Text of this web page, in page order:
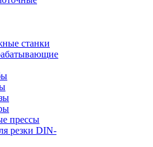
станки
прессы
резки DIN-